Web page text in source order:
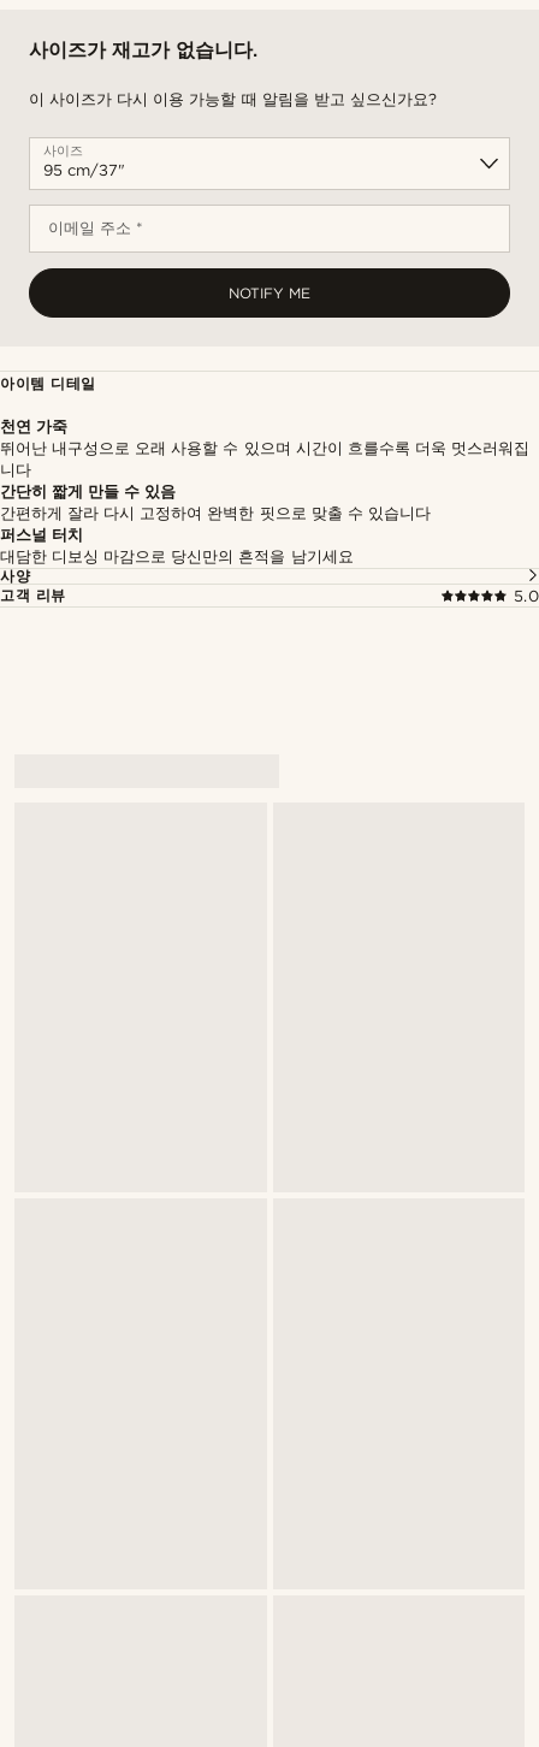
사이즈가 재고가 없습니다.
이 사이즈가 다시 이용 가능할 때 알림을 받고 싶으신가요?
사이즈
이메일 주소 *
NOTIFY ME
아이템 디테일
천연 가죽
뛰어난 내구성으로 오래 사용할 수 있으며 시간이 흐를수록 더욱 멋스러워집
니다
간단히 짧게 만들 수 있음
간편하게 잘라 다시 고정하여 완벽한 핏으로 맞출 수 있습니다
퍼스널 터치
대담한 디보싱 마감으로 당신만의 흔적을 남기세요
사양
고객 리뷰
5.0